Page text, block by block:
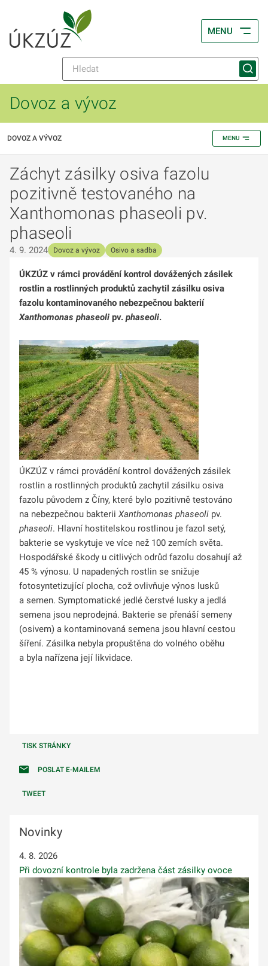
MENU
Dovoz a vývoz
DOVOZ A VÝVOZ MENU
Záchyt zásilky osiva fazolu
pozitivně testovaného na
Xanthomonas phaseoli pv.
phaseoli
4. 9. 2024 Dovoz a vývoz Osivo a sadba
ÚKZÚZ v rámci provádění kontrol dovážených zásilek
rostlin a rostlinných produktů zachytil zásilku osiva
fazolu kontaminovaného nebezpečnou bakterií
Xanthomonas phaseoli pv. phaseoli.
ÚKZÚZ v rámci provádění kontrol dovážených zásilek
rostlin a rostlinných produktů zachytil zásilku osiva
fazolu původem z Číny, které bylo pozitivně testováno
na nebezpečnou bakterii Xanthomonas phaseoli pv.
phaseoli. Hlavní hostitelskou rostlinou je fazol setý,
bakterie se vyskytuje ve více než 100 zemích světa.
Hospodářské škody u citlivých odrůd fazolu dosahují až
45 % výnosu. U napadených rostlin se snižuje
fotosyntetizující plocha, což ovlivňuje výnos lusků
a semen. Symptomatické jedlé čerstvé lusky a jedlá
semena jsou neprodejná. Bakterie se přenáší semeny
(osivem) a kontaminovaná semena jsou hlavní cestou
šíření. Zásilka nebyla propuštěna do volného oběhu
a byla nařízena její likvidace.
TISK STRÁNKY
POSLAT E-MAILEM
TWEET
Novinky
4. 8. 2026
Při dovozní kontrole byla zadržena část zásilky ovoce